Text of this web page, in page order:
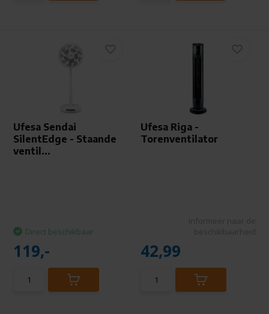
Ufesa Sendai
SilentEdge - Staande
ventil...
Direct beschikbaar
119,-
Ufesa Riga -
Torenventilator
42,99